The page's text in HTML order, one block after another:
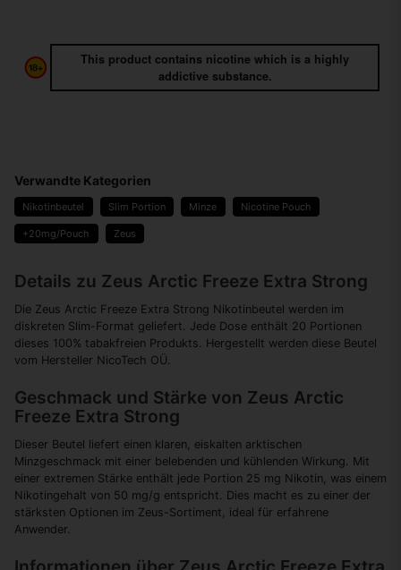
This product contains nicotine which is a highly
addictive substance.
Verwandte Kategorien
Nikotinbeutel Slim Portion Minze Nicotine Pouch
+20mg/Pouch Zeus
Details zu Zeus Arctic Freeze Extra Strong
Die Zeus Arctic Freeze Extra Strong Nikotinbeutel werden im
diskreten Slim-Format geliefert. Jede Dose enthält 20 Portionen
dieses 100% tabakfreien Produkts. Hergestellt werden diese Beutel
vom Hersteller NicoTech OÜ.
Geschmack und Stärke von Zeus Arctic
Freeze Extra Strong
Dieser Beutel liefert einen klaren, eiskalten arktischen
Minzgeschmack mit einer belebenden und kühlenden Wirkung. Mit
einer extremen Stärke enthält jede Portion 25 mg Nikotin, was einem
Nikotingehalt von 50 mg/g entspricht. Dies macht es zu einer der
stärksten Optionen im Zeus-Sortiment, ideal für erfahrene
Anwender.